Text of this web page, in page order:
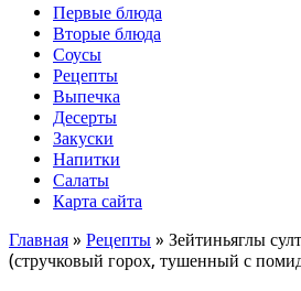
Первые блюда
Вторые блюда
Соусы
Рецепты
Выпечка
Десерты
Закуски
Напитки
Салаты
Карта сайта
Главная » Рецепты » Зейтиньяглы
(стручковый горох, тушенный с